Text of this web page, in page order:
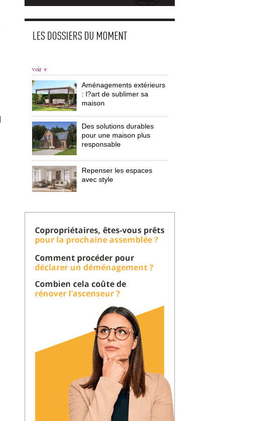
LES DOSSIERS DU MOMENT
voir +
Aménagements extérieurs
: l?art de sublimer sa
maison
Des solutions durables
pour une maison plus
responsable
Repenser les espaces
avec style